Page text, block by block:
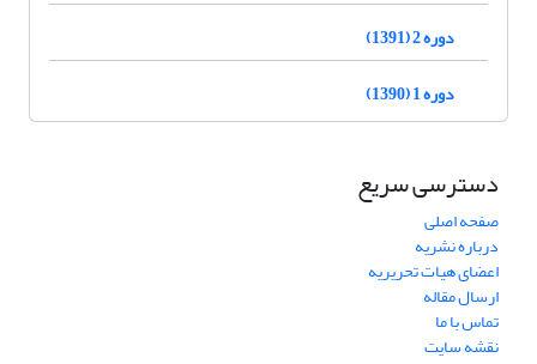
دوره 2 (1391)
دوره 1 (1390)
دسترسی سریع
صفحه اصلی
درباره نشریه
اعضای هیات تحریریه
ارسال مقاله
تماس با ما
نقشه سایت